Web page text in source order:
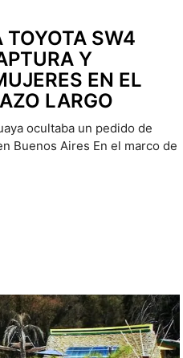
TOYOTA SW4
Y
EN EL
LARGO
ocultaba un pedido de
Buenos Aires En el marco de